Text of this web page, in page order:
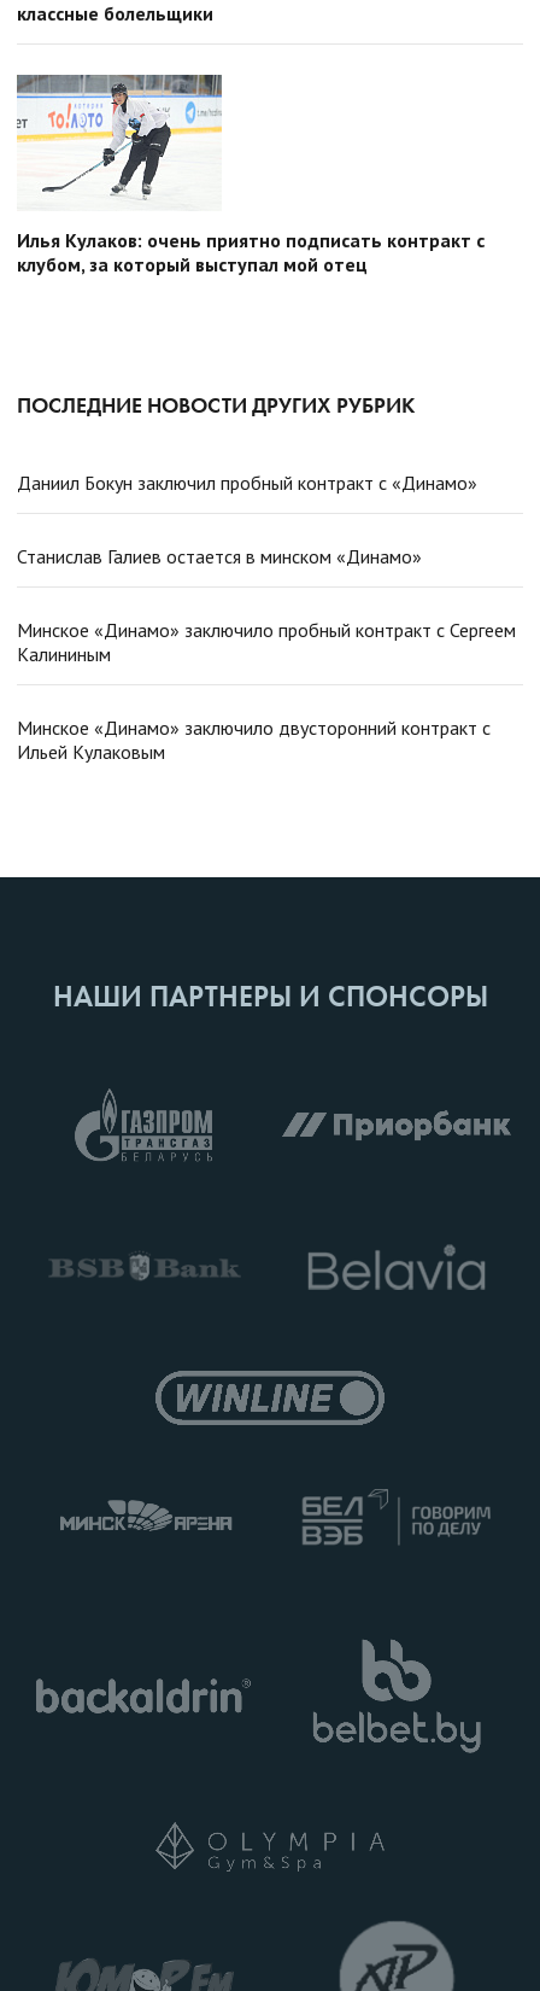
классные болельщики
Илья Кулаков: очень приятно подписать контракт с
клубом, за который выступал мой отец
ПОСЛЕДНИЕ НОВОСТИ ДРУГИХ РУБРИК
Даниил Бокун заключил пробный контракт с «Динамо»
Станислав Галиев остается в минском «Динамо»
Минское «Динамо» заключило пробный контракт с Сергеем
Калининым
Минское «Динамо» заключило двусторонний контракт с
Ильей Кулаковым
НАШИ ПАРТНЕРЫ И СПОНСОРЫ